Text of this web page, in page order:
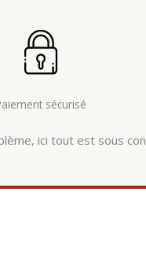
sécurisé
ici tout est sous